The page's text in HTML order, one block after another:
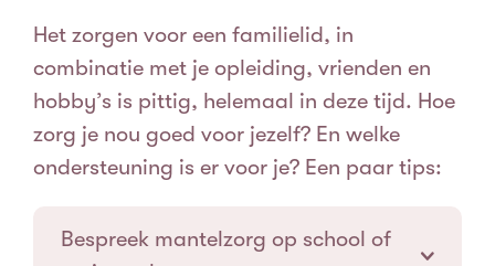
Het zorgen voor een familielid, in
combinatie met je opleiding, vrienden en
hobby’s is pittig, helemaal in deze tijd. Hoe
zorg je nou goed voor jezelf? En welke
ondersteuning is er voor je? Een paar tips:
Bespreek mantelzorg op school of